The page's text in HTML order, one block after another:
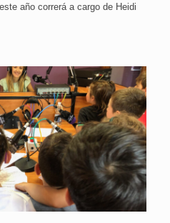
año correrá a cargo de Heidi